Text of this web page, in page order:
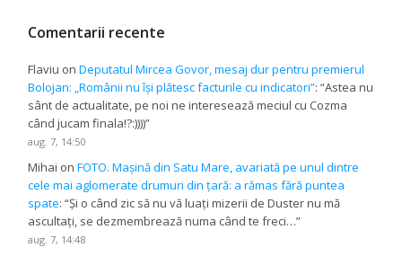
Comentarii recente
Flaviu onDeputatul Mircea Govor, mesaj dur pentru premierul
Bolojan: „Românii nu își plătesc facturile cu indicatori”: “Astea nu
sânt de actualitate, pe noi ne interesează meciul cu Cozma
când jucam finala!?:))))”
aug. 7, 14:50
Mihai onFOTO. Mașină din Satu Mare, avariată pe unul dintre
cele mai aglomerate drumuri din țară: a rămas fără puntea
spate: “Și o când zic să nu vă luați mizerii de Duster nu mă
ascultați, se dezmembrează numa când te freci…”
aug. 7, 14:48